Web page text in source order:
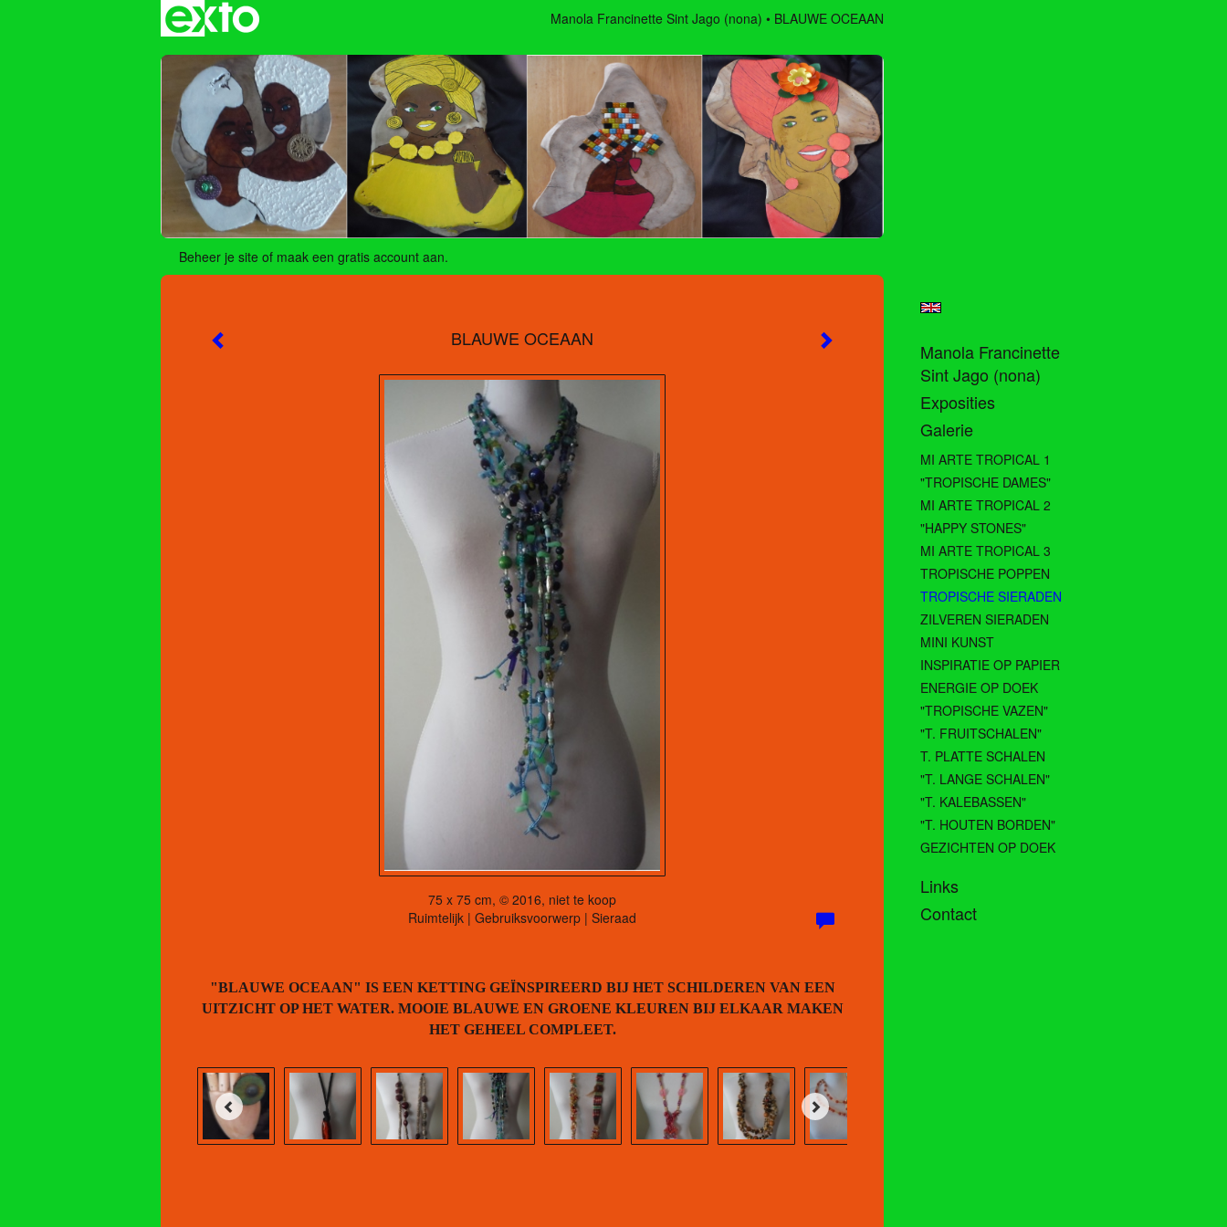
Manola Francinette Sint Jago (nona) BLAUWE OCEAAN
Beheer je site of maak een gratis account aan.
BLAUWE OCEAAN
75 x 75 cm, © 2016, niet te koop
Ruimtelijk | Gebruiksvoorwerp | Sieraad
"BLAUWE OCEAAN" IS EEN KETTING GEÏNSPIREERD BIJ HET SCHILDEREN VAN EEN
UITZICHT OP HET WATER. MOOIE BLAUWE EN GROENE KLEUREN BIJ ELKAAR MAKEN
HET GEHEEL COMPLEET.
Manola Francinette
Sint Jago (nona)
Exposities
Galerie
MI ARTE TROPICAL 1
"TROPISCHE DAMES"
MI ARTE TROPICAL 2
"HAPPY STONES"
MI ARTE TROPICAL 3
TROPISCHE POPPEN
TROPISCHE SIERADEN
ZILVEREN SIERADEN
MINI KUNST
INSPIRATIE OP PAPIER
ENERGIE OP DOEK
"TROPISCHE VAZEN"
"T. FRUITSCHALEN"
T. PLATTE SCHALEN
"T. LANGE SCHALEN"
"T. KALEBASSEN"
"T. HOUTEN BORDEN"
GEZICHTEN OP DOEK
Links
Contact